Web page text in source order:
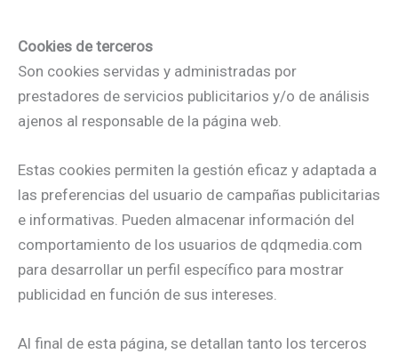
Cookies de terceros
Son cookies servidas y administradas por
prestadores de servicios publicitarios y/o de análisis
ajenos al responsable de la página web.
Estas cookies permiten la gestión eficaz y adaptada a
las preferencias del usuario de campañas publicitarias
e informativas. Pueden almacenar información del
comportamiento de los usuarios de qdqmedia.com
para desarrollar un perfil específico para mostrar
publicidad en función de sus intereses.
Al final de esta página, se detallan tanto los terceros